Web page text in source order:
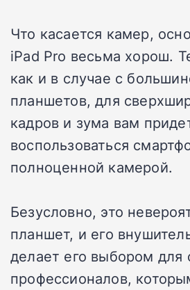
Что касается камер,
iPad Pro весьма хорош.
как и в случае с
планшетов, для
кадров и зума вам
воспользоваться
полноценной камерой.
Безусловно, это
планшет, и его
делает его выбором для
профессионалов,